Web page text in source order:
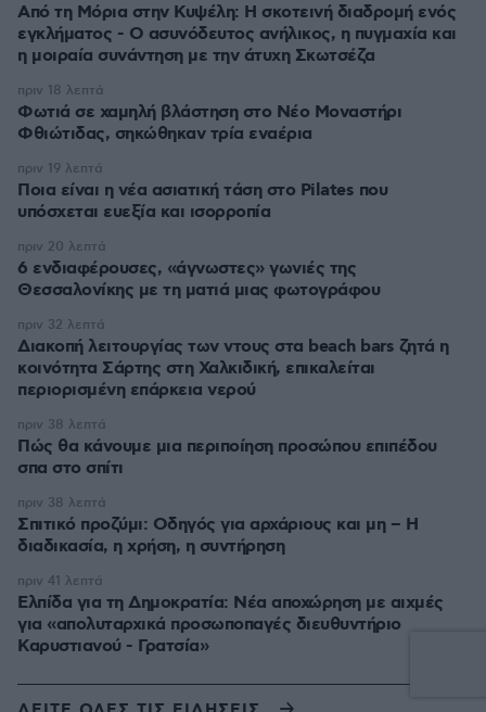
Από τη Μόρια στην Κυψέλη: Η σκοτεινή διαδρομή ενός
εγκλήματος - Ο ασυνόδευτος ανήλικος, η πυγμαχία και
η μοιραία συνάντηση με την άτυχη Σκωτσέζα
Φωτιά σε χαμηλή βλάστηση στο Νέο Μοναστήρι
Φθιώτιδας, σηκώθηκαν τρία εναέρια
πριν 18 λεπτά
Ποια είναι η νέα ασιατική τάση στο Pilates που
υπόσχεται ευεξία και ισορροπία
πριν 19 λεπτά
6 ενδιαφέρουσες, «άγνωστες» γωνιές της
Θεσσαλονίκης με τη ματιά μιας φωτογράφου
πριν 20 λεπτά
Διακοπή λειτουργίας των ντους στα beach bars ζητά η
κοινότητα Σάρτης στη Χαλκιδική, επικαλείται
περιορισμένη επάρκεια νερού
πριν 32 λεπτά
Πώς θα κάνουμε μια περιποίηση προσώπου επιπέδου
σπα στο σπίτι
πριν 38 λεπτά
Σπιτικό προζύμι: Οδηγός για αρχάριους και μη – Η
διαδικασία, η χρήση, η συντήρηση
πριν 38 λεπτά
Ελπίδα για τη Δημοκρατία: Νέα αποχώρηση με αιχμές
για «απολυταρχικά προσωποπαγές διευθυντήριο
Καρυστιανού - Γρατσία»
πριν 41 λεπτά